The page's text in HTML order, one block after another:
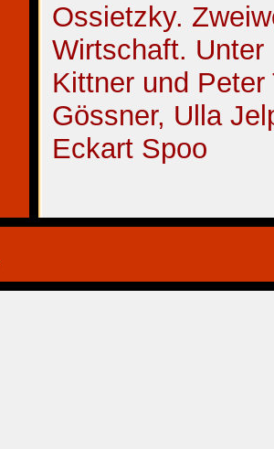
Ossietzky.
Wirtschaft.
Kittner und
Gössner, Ulla
Eckart Spoo